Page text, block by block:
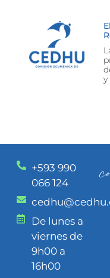
y
+593 990
066 124
De lunes a
viernes de
9h00 a
16h00